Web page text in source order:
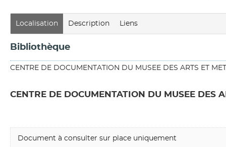
Localisation Description Liens
Bibliothèque
CENTRE DE DOCUMENTATION DU MUSEE DES ARTS ET
CENTRE DE DOCUMENTATION DU MUSEE DES
Document à consulter sur place uniquement